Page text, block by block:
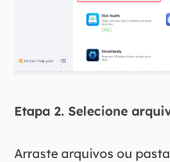
Etapa 2. Selecione
Arraste arquivos ou